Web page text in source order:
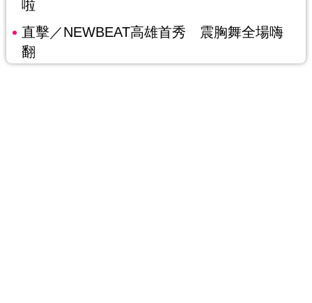
啦
直擊／NEWBEAT高雄首秀 震胸舞全場嗨
翻